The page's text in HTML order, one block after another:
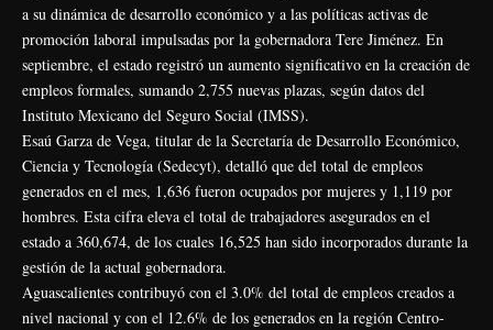
a su dinámica de desarrollo económico y a las políticas activas de
promoción laboral impulsadas por la gobernadora Tere Jiménez. En
septiembre, el estado registró un aumento significativo en la creación de
empleos formales, sumando 2,755 nuevas plazas, según datos del
Instituto Mexicano del Seguro Social (IMSS).
Esaú Garza de Vega, titular de la Secretaría de Desarrollo Económico,
Ciencia y Tecnología (Sedecyt), detalló que del total de empleos
generados en el mes, 1,636 fueron ocupados por mujeres y 1,119 por
hombres. Esta cifra eleva el total de trabajadores asegurados en el
estado a 360,674, de los cuales 16,525 han sido incorporados durante la
gestión de la actual gobernadora.
Aguascalientes contribuyó con el 3.0% del total de empleos creados a
nivel nacional y con el 12.6% de los generados en la región Centro-